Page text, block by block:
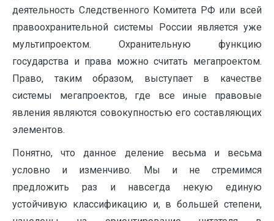
деятельность Следственного Комитета РФ или всей
правоохранительной системы России является уже
мультипроектом. Охранительную функцию
государства и права можно считать мегапроектом.
Право, таким образом, выступает в качестве
системы мегапроектов, где все иные правовые
явления являются совокупностью его составляющих
элементов.
Понятно, что данное деление весьма и весьма
условно и изменчиво. Мы и не стремимся
предложить раз и навсегда некую единую
устойчивую классификацию и, в большей степени,